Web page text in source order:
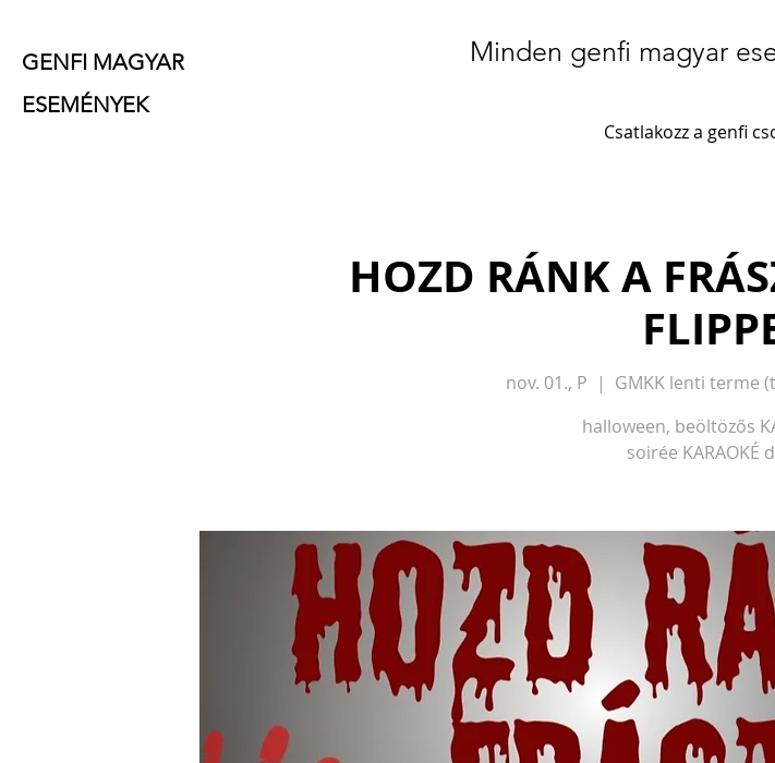
GENFI MAGYAR
ESEMÉNYEK
Minden genfi magyar
Csatlakozz a genfi
HOZD RÁNK A
nov. 01., P
  |
GMKK lenti terme
halloween, beöltözős
soirée KARAOKÉ